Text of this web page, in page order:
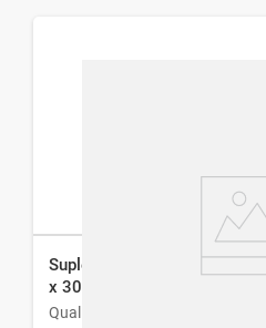
Suplemento Dietario
x 30 cáps
Qualivits